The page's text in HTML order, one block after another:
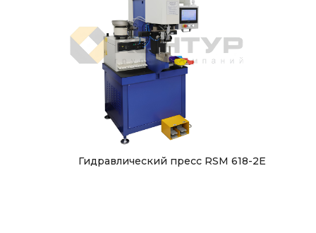
Гидравлический пресс RSM 618-2E